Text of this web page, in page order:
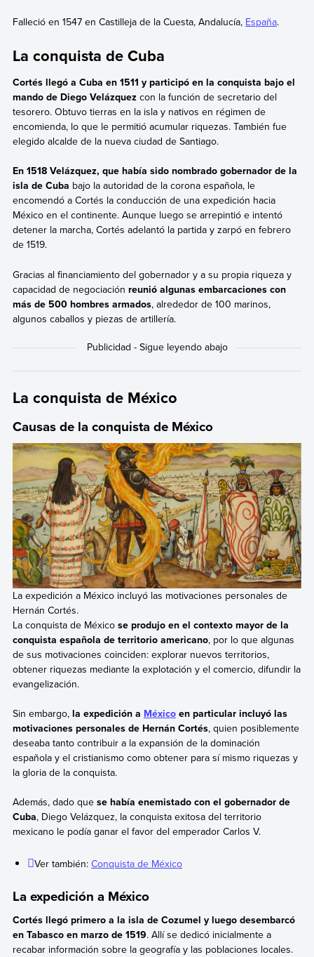
Falleció en 1547 en Castilleja de la Cuesta, Andalucía, España.
La conquista de Cuba
Cortés llegó a Cuba en 1511 y participó en la conquista bajo el
mando de Diego Velázquez con la función de secretario del
tesorero. Obtuvo tierras en la isla y nativos en régimen de
encomienda, lo que le permitió acumular riquezas. También fue
elegido alcalde de la nueva ciudad de Santiago.
En 1518 Velázquez, que había sido nombrado gobernador de la
isla de Cuba bajo la autoridad de la corona española, le
encomendó a Cortés la conducción de una expedición hacia
México en el continente. Aunque luego se arrepintió e intentó
detener la marcha, Cortés adelantó la partida y zarpó en febrero
de 1519.
Gracias al financiamiento del gobernador y a su propia riqueza y
capacidad de negociación reunió algunas embarcaciones con
más de 500 hombres armados, alrededor de 100 marinos,
algunos caballos y piezas de artillería.
La conquista de México
Causas de la conquista de México
La expedición a México incluyó las motivaciones personales de
Hernán Cortés.
La conquista de México se produjo en el contexto mayor de la
conquista española de territorio americano, por lo que algunas
de sus motivaciones coinciden: explorar nuevos territorios,
obtener riquezas mediante la explotación y el comercio, difundir la
evangelización.
Sin embargo,la expedición a Méxicoen particular incluyó las
motivaciones personales de Hernán Cortés, quien posiblemente
deseaba tanto contribuir a la expansión de la dominación
española y el cristianismo como obtener para sí mismo riquezas y
la gloria de la conquista.
Además, dado que se había enemistado con el gobernador de
Cuba, Diego Velázquez, la conquista exitosa del territorio
mexicano le podía ganar el favor del emperador Carlos V.
Ver también:Conquista de México
La expedición a México
Cortés llegó primero a la isla de Cozumel y luego desembarcó
en Tabasco en marzo de 1519. Allí se dedicó inicialmente a
recabar información sobre la geografía y las poblaciones locales.